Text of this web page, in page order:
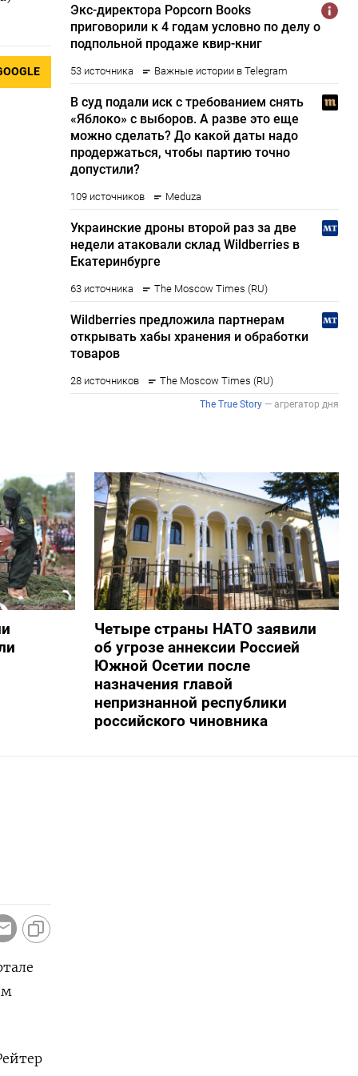
Четыре страны НАТО заявили
об угрозе аннексии Россией
Южной Осетии после
назначения главой
непризнанной республики
российского чиновника